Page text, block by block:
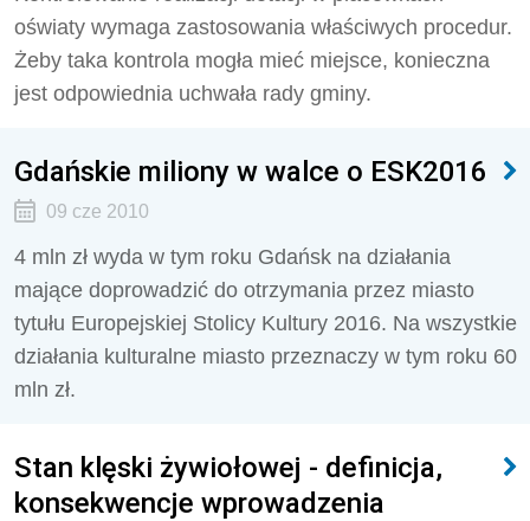
oświaty wymaga zastosowania właściwych procedur.
Żeby taka kontrola mogła mieć miejsce, konieczna
jest odpowiednia uchwała rady gminy.
Gdańskie miliony w walce o ESK2016
09 cze 2010
4 mln zł wyda w tym roku Gdańsk na działania
mające doprowadzić do otrzymania przez miasto
tytułu Europejskiej Stolicy Kultury 2016. Na wszystkie
działania kulturalne miasto przeznaczy w tym roku 60
mln zł.
Stan klęski żywiołowej - definicja,
konsekwencje wprowadzenia